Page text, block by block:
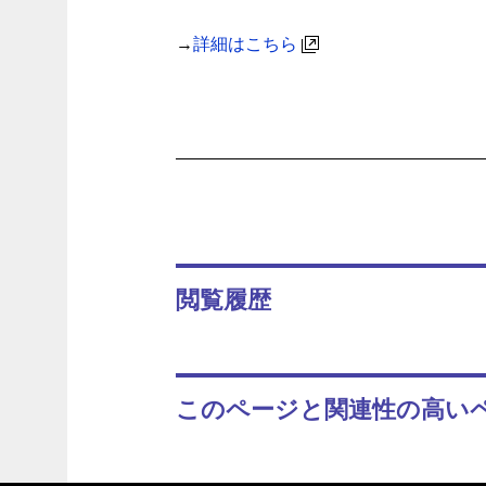
→詳細はこちら
閲覧履歴
このページと関連性の高い